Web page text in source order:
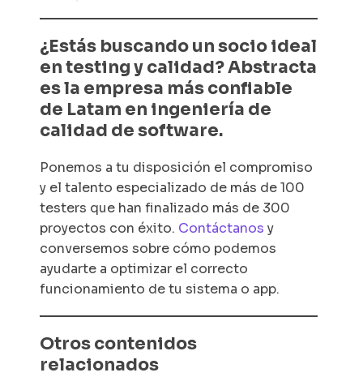
¿Estás buscando un socio ideal
en testing y calidad? Abstracta
es la empresa más confiable
de Latam en ingeniería de
calidad de software.
Ponemos a tu disposición el compromiso
y el talento especializado de más de 100
testers que han finalizado más de 300
proyectos con éxito. Contáctanos y
conversemos sobre cómo podemos
ayudarte a optimizar el correcto
funcionamiento de tu sistema o app.
Otros contenidos
relacionados